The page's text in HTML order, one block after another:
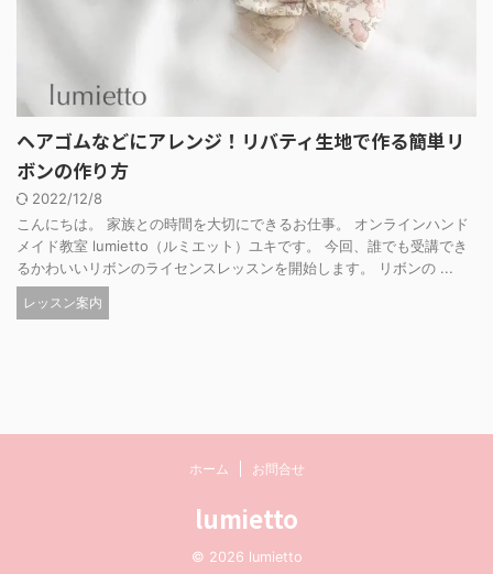
ヘアゴムなどにアレンジ！リバティ生地で作る簡単リ
ボンの作り方
2022/12/8
こんにちは。 家族との時間を大切にできるお仕事。 オンラインハンド
メイド教室 lumietto（ルミエット）ユキです。 今回、誰でも受講でき
るかわいいリボンのライセンスレッスンを開始します。 リボンの ...
レッスン案内
ホーム お問合せ
lumietto
© 2026 lumietto